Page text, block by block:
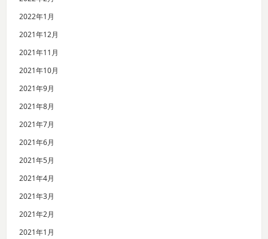
2022年1月
2021年12月
2021年11月
2021年10月
2021年9月
2021年8月
2021年7月
2021年6月
2021年5月
2021年4月
2021年3月
2021年2月
2021年1月